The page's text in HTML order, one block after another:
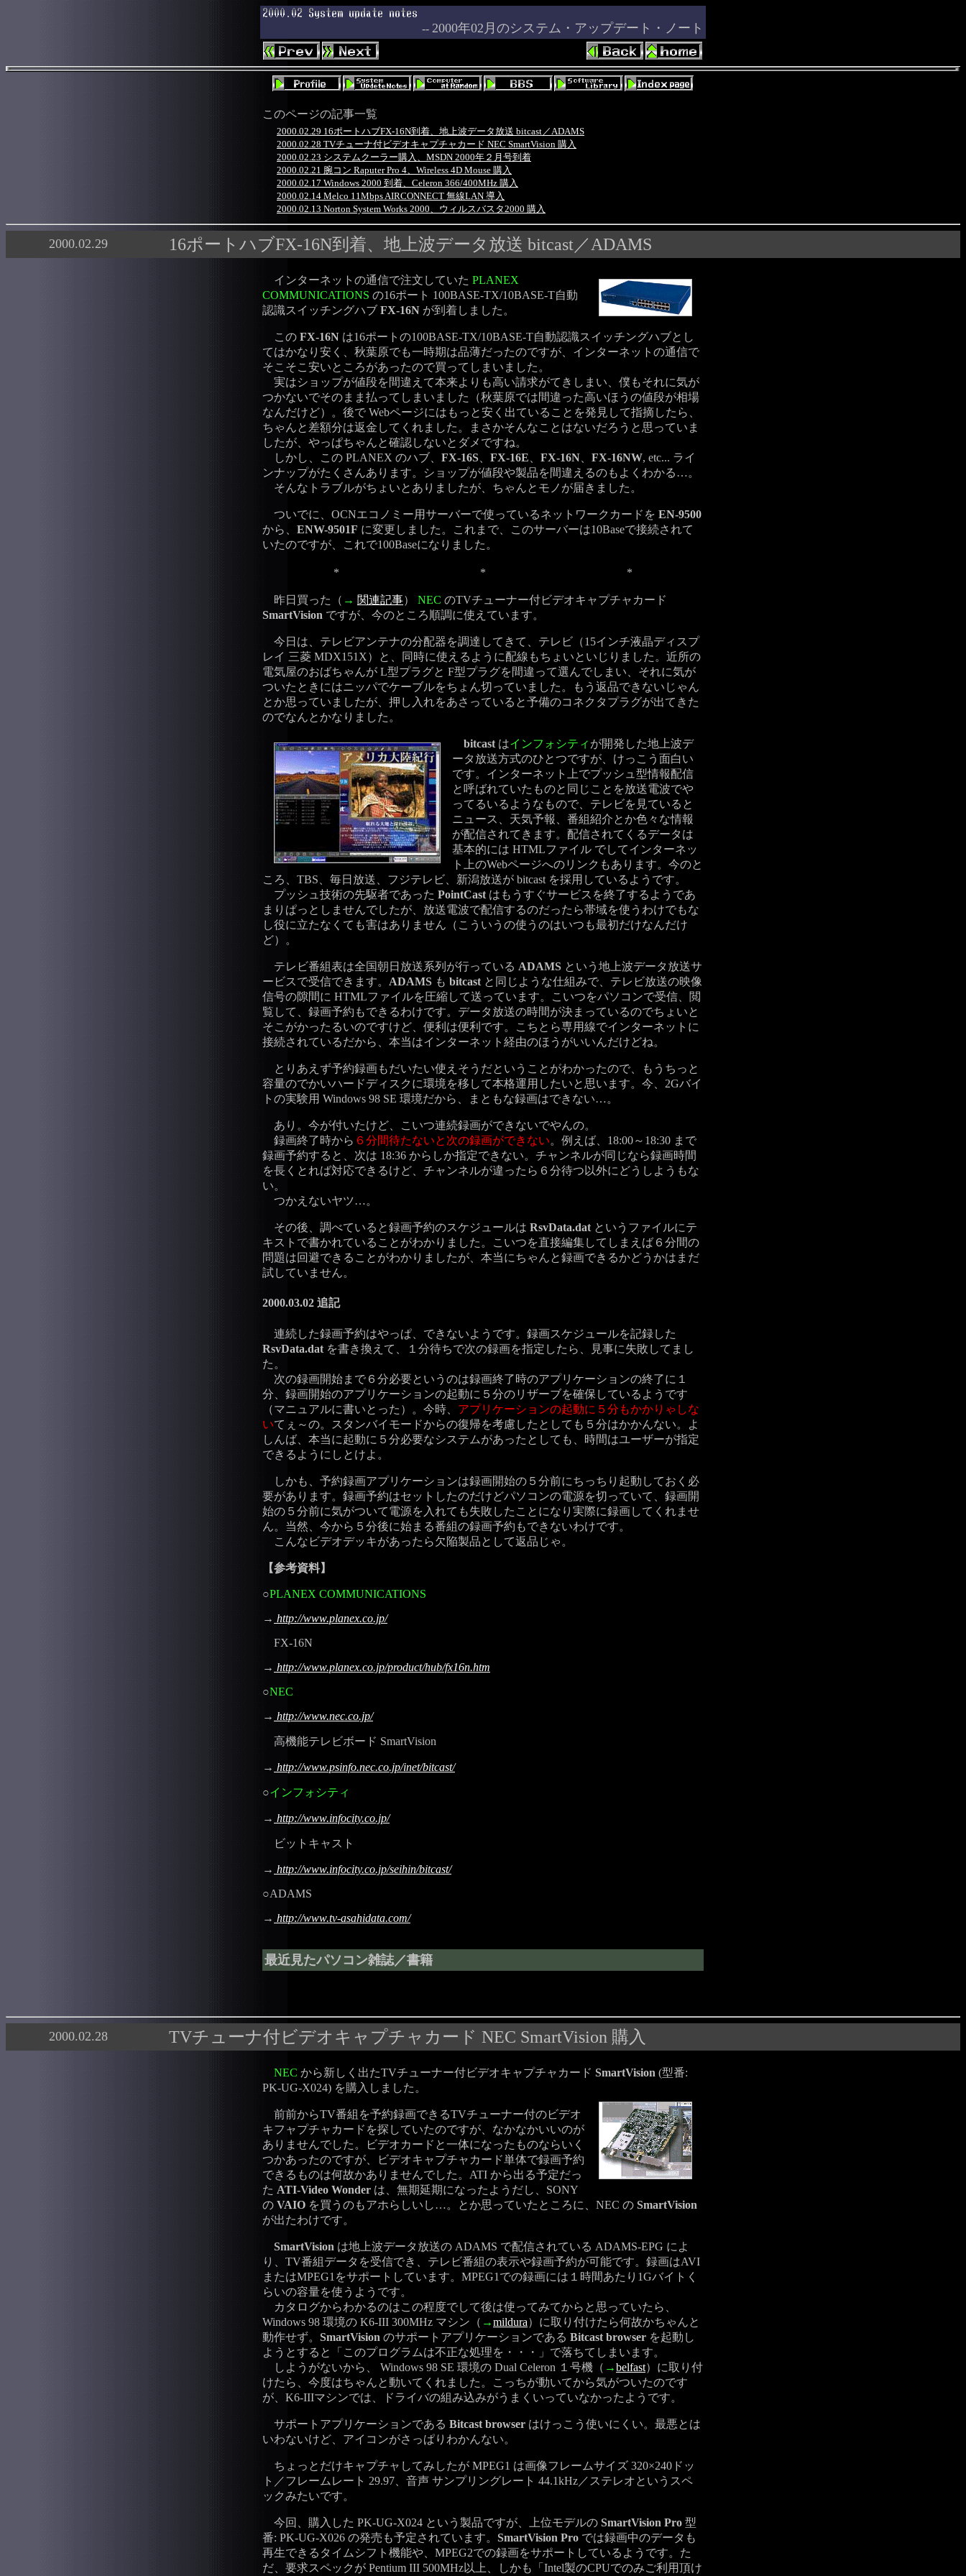
-- 2000年02月のシステム・アップデート・ノート
このページの記事一覧
2000.02.29 16ポートハブFX-16N到着、地上波データ放送 bitcast／ADAMS
2000.02.28 TVチューナ付ビデオキャプチャカード NEC SmartVision 購入
2000.02.23 システムクーラー購入、MSDN 2000年２月号到着
2000.02.21 腕コン Raputer Pro 4、Wireless 4D Mouse 購入
2000.02.17 Windows 2000 到着、Celeron 366/400MHz 購入
2000.02.14 Melco 11Mbps AIRCONNECT 無線LAN 導入
2000.02.13 Norton System Works 2000、ウィルスバスタ2000 購入
2000.02.29 16ポートハブFX-16N到着、地上波データ放送 bitcast／ADAMS
インターネットの通信で注文していた PLANEX
COMMUNICATIONS の16ポート 100BASE-TX/10BASE-T自動
認識スイッチングハブ FX-16N が到着しました。
この FX-16N は16ポートの100BASE-TX/10BASE-T自動認識スイッチングハブとし
てはかなり安く、秋葉原でも一時期は品薄だったのですが、インターネットの通信で
そこそこ安いところがあったので買ってしまいました。
実はショップが値段を間違えて本来よりも高い請求がてきしまい、僕もそれに気が
つかないでそのまま払ってしまいました（秋葉原では間違った高いほうの値段が相場
なんだけど）。後で Webページにはもっと安く出ていることを発見して指摘したら、
ちゃんと差額分は返金してくれました。まさかそんなことはないだろうと思っていま
したが、やっぱちゃんと確認しないとダメですね。
しかし、この PLANEX のハブ、 FX-16S FX-16E FX-16N FX-16NW, etc... ライ
ンナップがたくさんあります。ショップが値段や製品を間違えるのもよくわかる…。
そんなトラブルがちょいとありましたが、ちゃんとモノが届きました。
ついでに、OCNエコノミー用サーバーで使っているネットワークカードを EN-9500
から、 ENW-9501F に変更しました。これまで、このサーバーは10Baseで接続されて
いたのですが、これで100Baseになりました。
* * *
昨日買った（ → 関連記事） NEC のTVチューナー付ビデオキャプチャカード
SmartVision ですが、今のところ順調に使えています。
今日は、テレビアンテナの分配器を調達してきて、テレビ（15インチ液晶ディスプ
レイ 三菱 MDX151X）と、同時に使えるように配線もちょいといじりました。近所の
電気屋のおばちゃんが L型プラグと F型プラグを間違って選んでしまい、それに気が
ついたときにはニッパでケーブルをちょん切っていました。もう返品できないじゃん
とか思っていましたが、押し入れをあさっていると予備のコネクタプラグが出てきた
のでなんとかなりました。
bitcast はインフォシティ が開発した地上波デ
ータ放送方式のひとつですが、けっこう面白い
です。インターネット上でプッシュ型情報配信
と呼ばれていたものと同じことを放送電波でや
ってるいるようなもので、テレビを見ていると
ニュース、天気予報、番組紹介とか色々な情報
が配信されてきます。配信されてくるデータは
基本的には HTMLファイル でしてインターネッ
ト上のWebページへのリンクもあります。今のと
ころ、TBS、毎日放送、フジテレビ、新潟放送が bitcast を採用しているようです。
プッシュ技術の先駆者であった PointCast はもうすぐサービスを終了するようであ
まりぱっとしませんでしたが、放送電波で配信するのだったら帯域を使うわけでもな
し役に立たなくても害はありません（こういうの使うのはいつも最初だけなんだけ
ど）。
テレビ番組表は全国朝日放送系列が行っている ADAMS という地上波データ放送サ
ービスで受信できます。 ADAMS も bitcast と同じような仕組みで、テレビ放送の映像
信号の隙間に HTMLファイルを圧縮して送っています。こいつをパソコンで受信、閲
覧して、録画予約もできるわけです。データ放送の時間が決まっているのでちょいと
そこがかったるいのですけど、便利は便利です。こちとら専用線でインターネットに
接続されているだから、本当はインターネット経由のほうがいいんだけどね。
とりあえず予約録画もだいたい使えそうだということがわかったので、もうちっと
容量のでかいハードディスクに環境を移して本格運用したいと思います。今、2Gバイ
トの実験用 Windows 98 SE 環境だから、まともな録画はできない…。
あり。今が付いたけど、こいつ連続録画ができないでやんの。
録画終了時から ６分間待たないと次の録画ができない。例えば、18:00～18:30 まで
録画予約すると、次は 18:36 からしか指定できない。チャンネルが同じなら録画時間
を長くとれば対応できるけど、チャンネルが違ったら６分待つ以外にどうしようもな
い。
つかえないヤツ…。
その後、調べていると録画予約のスケジュールは RsvData.dat というファイルにテ
キストで書かれていることがわかりました。こいつを直接編集してしまえば６分間の
問題は回避できることがわかりましたが、本当にちゃんと録画できるかどうかはまだ
試していません。
2000.03.02 追記
連続した録画予約はやっぱ、できないようです。録画スケジュールを記録した
RsvData.dat を書き換えて、１分待ちで次の録画を指定したら、見事に失敗してまし
た。
次の録画開始まで６分必要というのは録画終了時のアプリケーションの終了に１
分、録画開始のアプリケーションの起動に５分のリザーブを確保しているようです
（マニュアルに書いとった）。今時、 アプリケーションの起動に５分もかかりゃしな
いてぇ～の。スタンバイモードからの復帰を考慮したとしても５分はかかんない。よ
しんば、本当に起動に５分必要なシステムがあったとしても、時間はユーザーが指定
できるようにしとけよ。
しかも、予約録画アプリケーションは録画開始の５分前にちっちり起動しておく必
要があります。録画予約はセットしたのだけどパソコンの電源を切っていて、録画開
始の５分前に気がついて電源を入れても失敗したことになり実際に録画してくれませ
ん。当然、今から５分後に始まる番組の録画予約もできないわけです。
こんなビデオデッキがあったら欠陥製品として返品じゃ。
【参考資料】
○PLANEX COMMUNICATIONS
→ http://www.planex.co.jp/
FX-16N
→ http://www.planex.co.jp/product/hub/fx16n.htm
○NEC
→ http://www.nec.co.jp/
高機能テレビボード SmartVision
→ http://www.psinfo.nec.co.jp/inet/bitcast/
○インフォシティ
→ http://www.infocity.co.jp/
ビットキャスト
→ http://www.infocity.co.jp/seihin/bitcast/
○ADAMS
→ http://www.tv-asahidata.com/
最近見たパソコン雑誌／書籍
2000.02.28 TVチューナ付ビデオキャプチャカード NEC SmartVision 購入
NEC から新しく出たTVチューナー付ビデオキャプチャカード SmartVision (型番:
PK-UG-X024) を購入しました。
前前からTV番組を予約録画できるTVチューナー付のビデオ
キフャプチャカードを探していたのですが、なかなかいいのが
ありませんでした。ビデオカードと一体になったものならいく
つかあったのですが、ビデオキャプチャカード単体で録画予約
できるものは何故かありませんでした。ATI から出る予定だっ
た ATI-Video Wonder は、無期延期になったようだし、SONY
の VAIO を買うのもアホらしいし…。とか思っていたところに、NEC の SmartVision
が出たわけです。
SmartVision は地上波データ放送の ADAMS で配信されている ADAMS-EPG によ
り、TV番組データを受信でき、テレビ番組の表示や録画予約が可能です。録画はAVI
またはMPEG1をサポートしています。MPEG1での録画には１時間あたり1Gバイトく
らいの容量を使うようです。
カタログからわかるのはこの程度でして後は使ってみてからと思っていたら、
Windows 98 環境の K6-III 300MHz マシン（ →mildura）に取り付けたら何故かちゃんと
動作せず。 SmartVision のサポートアプリケーションである Bitcast browser を起動し
ようとすると「このプログラムは不正な処理を・・・」で落ちてしまいます。
しようがないから、 Windows 98 SE 環境の Dual Celeron １号機（ →belfast）に取り付
けたら、今度はちゃんと動いてくれました。こっちが動いてから気がついたのです
が、K6-IIIマシンでは、ドライバの組み込みがうまくいっていなかったようです。
サポートアプリケーションである Bitcast browser はけっこう使いにくい。最悪とは
いわないけど、アイコンがさっぱりわかんない。
ちょっとだけキャプチャしてみしたが MPEG1 は画像フレームサイズ 320×240ドッ
ト／フレームレート 29.97、音声 サンプリングレート 44.1kHz／ステレオというスペ
ックみたいです。
今回、購入した PK-UG-X024 という製品ですが、上位モデルの SmartVision Pro 型
番: PK-UG-X026 の発売も予定されています。 SmartVision Pro では録画中のデータも
再生できるタイムシフト機能や、MPEG2での録画をサポートしているようです。た
だ、要求スペックが Pentium III 500MHz以上、しかも「Intel製のCPUでのみご利用頂け